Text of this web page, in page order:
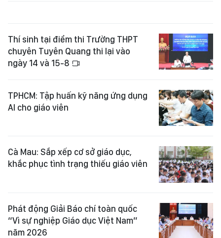
Thí sinh tại điểm thi Trường THPT
chuyên Tuyên Quang thi lại vào
ngày 14 và 15-8
TPHCM: Tập huấn kỹ năng ứng dụng
AI cho giáo viên
Cà Mau: Sắp xếp cơ sở giáo dục,
khắc phục tình trạng thiếu giáo viên
Phát động Giải Báo chí toàn quốc
“Vì sự nghiệp Giáo dục Việt Nam”
năm 2026